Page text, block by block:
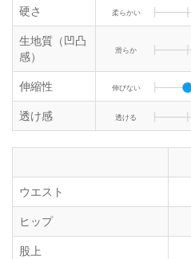
硬さ 柔らかい
生地質（凹凸
感）
滑らか
伸縮性 伸びない
透け感 透ける
ウエスト
ヒップ
股上